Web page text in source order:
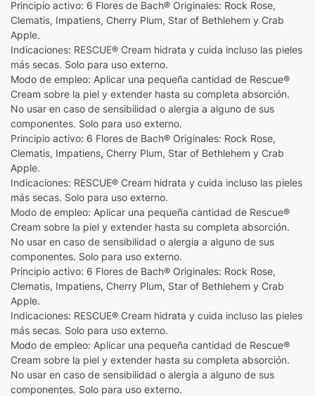
Principio activo: 6 Flores de Bach® Originales: Rock Rose,
Clematis, Impatiens, Cherry Plum, Star of Bethlehem y Crab
Apple.
Indicaciones: RESCUE® Cream hidrata y cuida incluso las pieles
más secas. Solo para uso externo.
Modo de empleo: Aplicar una pequeña cantidad de Rescue®
Cream sobre la piel y extender hasta su completa absorción.
No usar en caso de sensibilidad o alergia a alguno de sus
componentes. Solo para uso externo.
Principio activo: 6 Flores de Bach® Originales: Rock Rose,
Clematis, Impatiens, Cherry Plum, Star of Bethlehem y Crab
Apple.
Indicaciones: RESCUE® Cream hidrata y cuida incluso las pieles
más secas. Solo para uso externo.
Modo de empleo: Aplicar una pequeña cantidad de Rescue®
Cream sobre la piel y extender hasta su completa absorción.
No usar en caso de sensibilidad o alergia a alguno de sus
componentes. Solo para uso externo.
Principio activo: 6 Flores de Bach® Originales: Rock Rose,
Clematis, Impatiens, Cherry Plum, Star of Bethlehem y Crab
Apple.
Indicaciones: RESCUE® Cream hidrata y cuida incluso las pieles
más secas. Solo para uso externo.
Modo de empleo: Aplicar una pequeña cantidad de Rescue®
Cream sobre la piel y extender hasta su completa absorción.
No usar en caso de sensibilidad o alergia a alguno de sus
componentes. Solo para uso externo.